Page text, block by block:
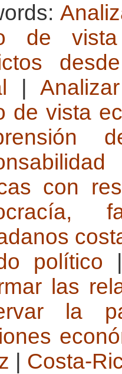
de
|
de vista
con
político
las
la
Costa-